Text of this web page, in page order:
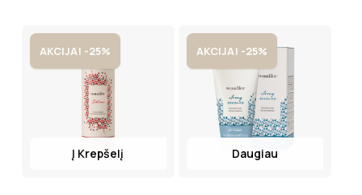
AKCIJA! -25%
Į Krepšelį
AKCIJA! -25%
Daugiau